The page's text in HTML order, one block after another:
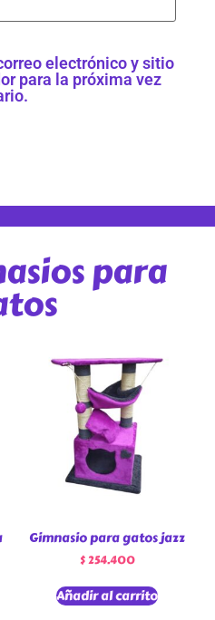
electrónico y sitio
para la próxima vez
para
Gimnasio para gatos jazz
$254.400
Añadir al carrito